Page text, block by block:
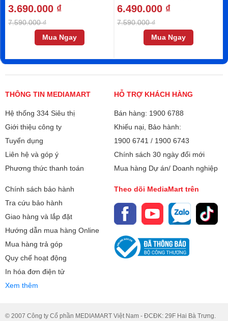
(DM)
3.690.000 ₫
7.590.000 ₫
Mua Ngay
6.490.000 ₫
7.590.000 ₫
Mua Ngay
THÔNG TIN MEDIAMART
Hệ thống 334 Siêu thị
Giới thiệu công ty
Tuyển dụng
Liên hệ và góp ý
Phương thức thanh toán
HỖ TRỢ KHÁCH HÀNG
Bán hàng: 1900 6788
Khiếu nại, Bảo hành:
1900 6741 / 1900 6743
Chính sách 30 ngày đổi mới
Mua hàng Dự án/ Doanh nghiệp
Chính sách bảo hành
Tra cứu bảo hành
Giao hàng và lắp đặt
Hướng dẫn mua hàng Online
Mua hàng trả góp
Quy chế hoạt động
In hóa đơn điện tử
Xem thêm
Theo dõi MediaMart trên
© 2007 Công ty Cổ phần MEDIAMART Việt Nam - ĐCĐK: 29F Hai Bà Trưng.